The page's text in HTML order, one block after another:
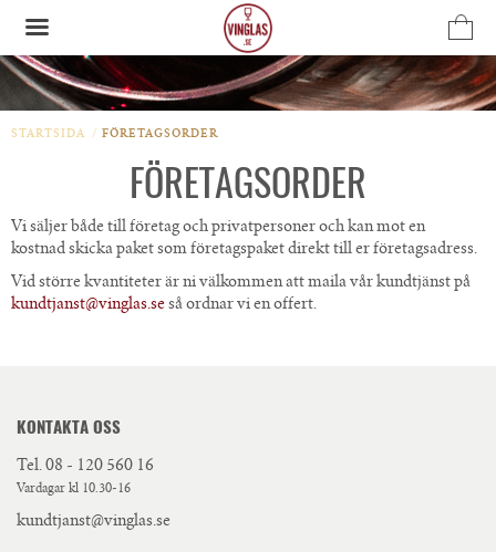
Produkten har blivit tillagd i varukorgen
STARTSIDA / FÖRETAGSORDER
FÖRETAGSORDER
Vi säljer både till företag och privatpersoner och kan mot en
kostnad skicka paket som företagspaket direkt till er företagsadress.
Vid större kvantiteter är ni välkommen att maila vår kundtjänst på
kundtjanst@vinglas.se så ordnar vi en offert.
KONTAKTA OSS
Tel. 08 - 120 560 16
Vardagar kl 10.30-16
kundtjanst@vinglas.se